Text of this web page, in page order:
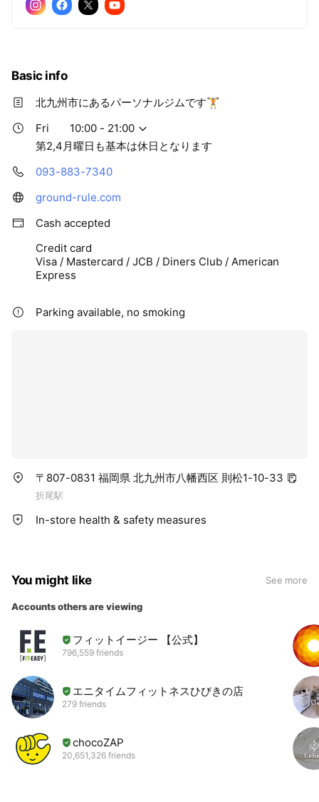
Basic info
北九州市にあるパーソナルジムです🏋️
Fri
10:00 - 21:00
第2,4月曜日も基本は休日となります
093-883-7340
ground-rule.com
Cash accepted
Credit card
Visa / Mastercard / JCB / Diners Club / American
Express
Parking available, no smoking
〒807-0831 福岡県 北九州市八幡西区 則松1-10-33
折尾駅
In-store health & safety measures
You might like See more
Accounts others are viewing
フィットイージー 【公式】
796,559 friends
エニタイムフィットネスひびきの店
279 friends
chocoZAP
20,651,326 friends